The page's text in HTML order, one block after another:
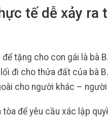
tế dễ xảy ra
tặng cho con gái là bà
đi cho thửa đất của bà
cho người khác –
tòa để yêu cầu xác lập